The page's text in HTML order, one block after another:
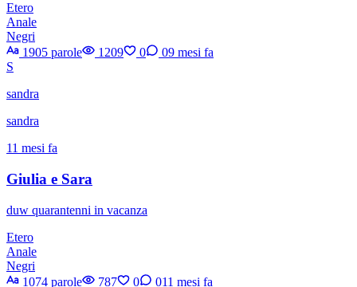
Etero
Anale
Negri
1905 parole
1209 0 09 mesi fa
S
sandra
sandra
11 mesi fa
Giulia e Sara
duw quarantenni in vacanza
Etero
Anale
Negri
1074 parole
787 0 011 mesi fa